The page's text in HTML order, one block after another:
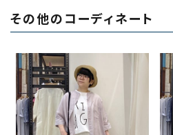
その他のコーディネート